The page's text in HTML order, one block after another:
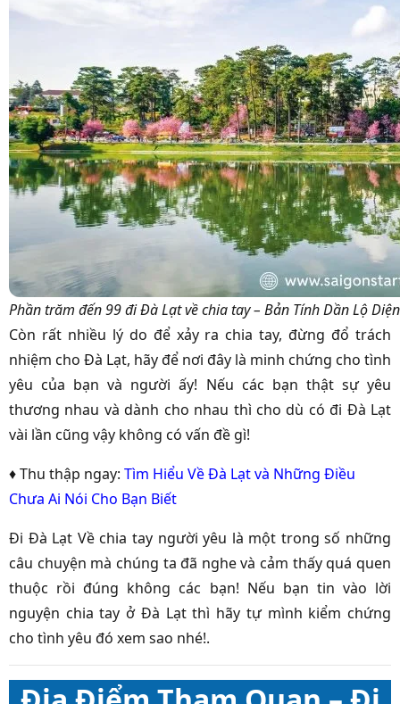
Phần trăm đến 99 đi Đà Lạt về chia tay – Bản Tính Dần Lộ Diện
Còn rất nhiều lý do để xảy ra chia tay, đừng đổ trách
nhiệm cho Đà Lạt, hãy để nơi đây là minh chứng cho tình
yêu của bạn và người ấy! Nếu các bạn thật sự yêu
thương nhau và dành cho nhau thì cho dù có đi Đà Lạt
vài lần cũng vậy không có vấn đề gì!
♦ Thu thập ngay: Tìm Hiểu Về Đà Lạt và Những Điều
Chưa Ai Nói Cho Bạn Biết
Đi Đà Lạt Về chia tay người yêu là một trong số những
câu chuyện mà chúng ta đã nghe và cảm thấy quá quen
thuộc rồi đúng không các bạn! Nếu bạn tin vào lời
nguyện chia tay ở Đà Lạt thì hãy tự mình kiểm chứng
cho tình yêu đó xem sao nhé!.